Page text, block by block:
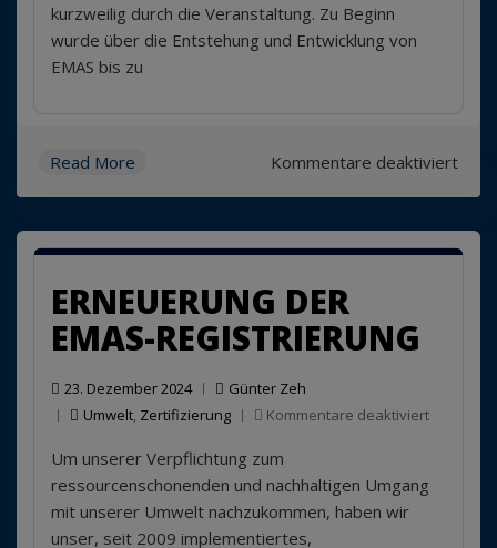
kurzweilig durch die Veranstaltung. Zu Beginn
wurde über die Entstehung und Entwicklung von
EMAS bis zu
Read More Kommentare deaktiviertfür
ERNEUERUNG DER
EMAS-REGISTRIERUNG
23. Dezember 2024
Günter Zeh
Umwelt, Zertifizierung Kommentare deaktiviertfür
Um unserer Verpflichtung zum
ressourcenschonenden und nachhaltigen Umgang
mit unserer Umwelt nachzukommen, haben wir
unser, seit 2009 implementiertes,